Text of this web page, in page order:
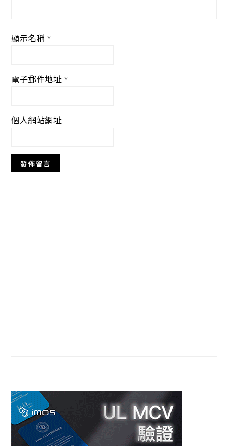
顯示名稱 *
電子郵件地址 *
個人網站網址